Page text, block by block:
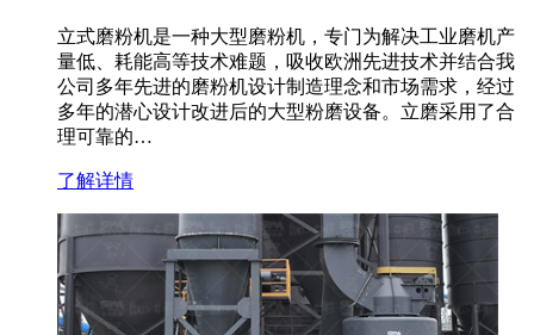
立式磨粉机是一种大型磨粉机，专门为解决工业磨机产
量低、耗能高等技术难题，吸收欧洲先进技术并结合我
公司多年先进的磨粉机设计制造理念和市场需求，经过
多年的潜心设计改进后的大型粉磨设备。立磨采用了合
理可靠的…
了解详情